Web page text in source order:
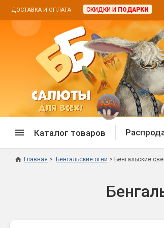
ДОСТАВКА И ОПЛАТА СКИДКИ И ПОДАРКИ
Каталог товаров
Распродажа фейерверков
Главная Бенгальские огни Бенгальские